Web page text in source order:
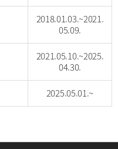
2018.01.03.~2021.
05.09.
2021.05.10.~2025.
04.30.
2025.05.01.~